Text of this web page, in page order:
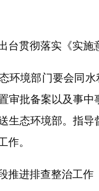
贯彻落实《实施
境部门要会同水
审批备案以及事
生态环境部。指
作。
进排查整治工作